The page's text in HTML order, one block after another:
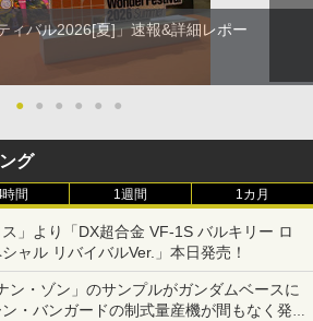
ィバル2026[夏]」速報&詳細レポー
● ● ● ● ● ●
グ
間 1週間 1カ月
ス」より「DX超合金 VF-1S バルキリー ロ
ャル リバイバルVer.」本日発売！
ン・ゾン」のサンプルがガンダムベースに
・バンガードの制式量産機が間もなく発送